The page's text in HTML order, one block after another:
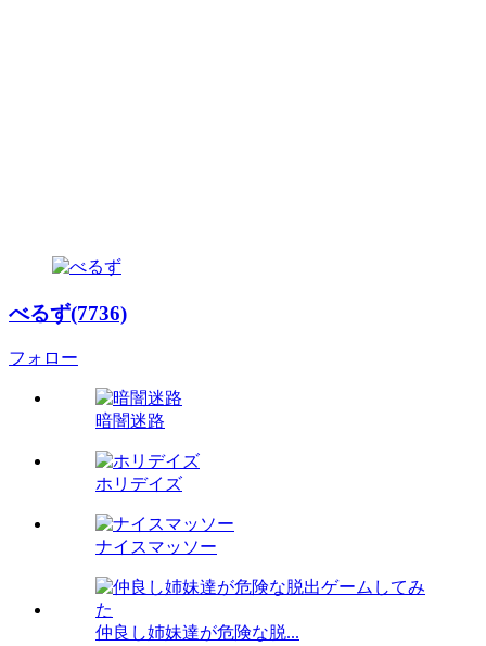
べるず(7736)
フォロー
暗闇迷路
ホリデイズ
ナイスマッソー
仲良し姉妹達が危険な脱...